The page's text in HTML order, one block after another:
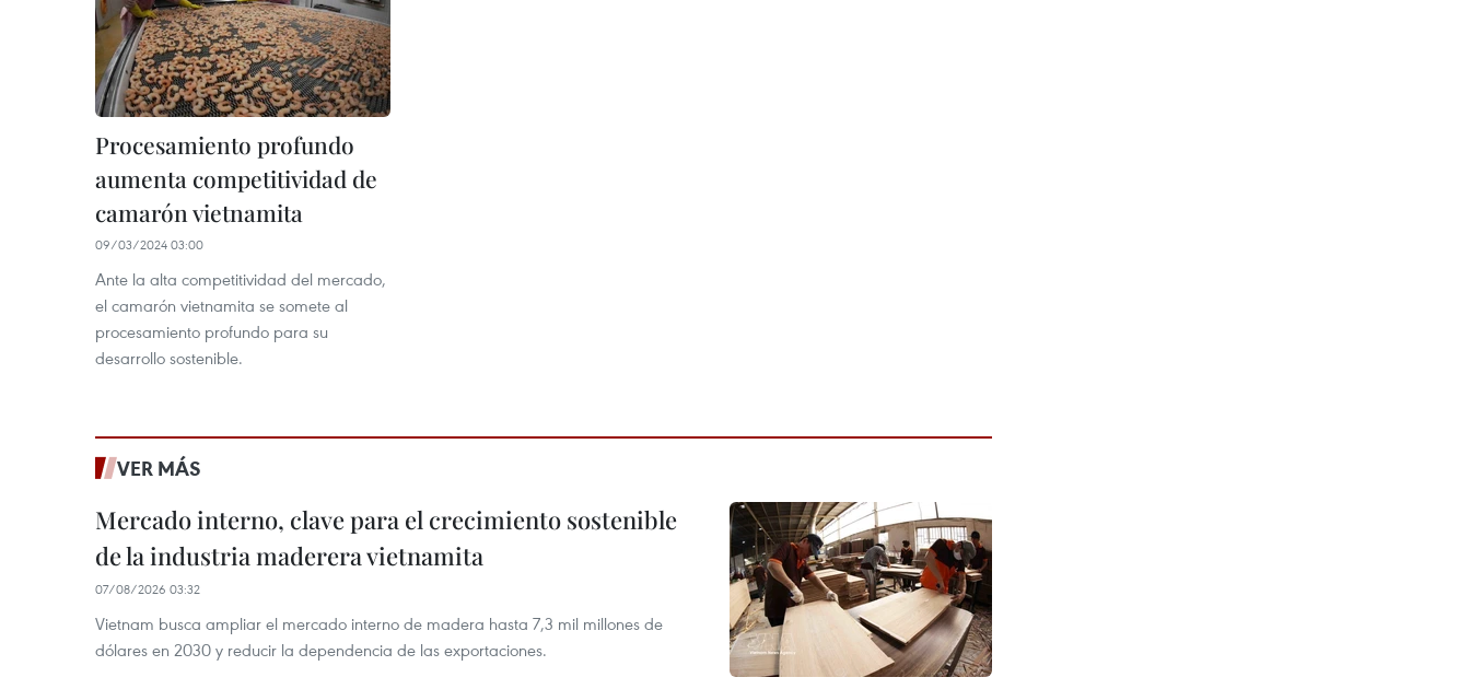
Procesamiento profundo
aumenta competitividad de
camarón vietnamita
09/03/2024 03:00
Ante la alta competitividad del mercado,
el camarón vietnamita se somete al
procesamiento profundo para su
desarrollo sostenible.
VER MÁS
Mercado interno, clave para el crecimiento sostenible
de la industria maderera vietnamita
07/08/2026 03:32
Vietnam busca ampliar el mercado interno de madera hasta 7,3 mil millones de
dólares en 2030 y reducir la dependencia de las exportaciones.